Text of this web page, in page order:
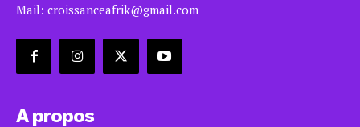
Mail: croissanceafrik@gmail.com
A propos